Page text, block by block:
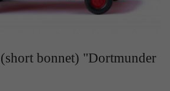
bonnet) "Dortmunder